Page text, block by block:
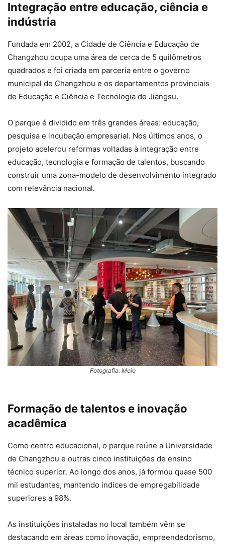
Integração entre educação, ciência e
indústria
Fundada em 2002, a Cidade de Ciência e Educação de
Changzhou ocupa uma área de cerca de 5 quilômetros
quadrados e foi criada em parceria entre o governo
municipal de Changzhou e os departamentos provinciais
de Educação e Ciência e Tecnologia de Jiangsu.
O parque é dividido em três grandes áreas: educação,
pesquisa e incubação empresarial. Nos últimos anos, o
projeto acelerou reformas voltadas à integração entre
educação, tecnologia e formação de talentos, buscando
construir uma zona-modelo de desenvolvimento integrado
com relevância nacional.
Fotografia: Meio
Formação de talentos e inovação
acadêmica
Como centro educacional, o parque reúne a Universidade
de Changzhou e outras cinco instituições de ensino
técnico superior. Ao longo dos anos, já formou quase 500
mil estudantes, mantendo índices de empregabilidade
superiores a 98%.
As instituições instaladas no local também vêm se
destacando em áreas como inovação, empreendedorismo,